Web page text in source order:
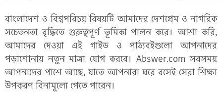
বাংলাদেশ ও বিশ্বপরিচয় বিষয়টি আমাদের দেশপ্রেম ও নাগরিক
সচেতনতা বৃদ্ধিতে গুরুত্বপূর্ণ ভূমিকা পালন করে। আশা করি,
আমাদের দেওয়া এই গাইড ও পাঠ্যবইগুলো আপনাদের
পড়াশোনায় নতুন মাত্রা যোগ করবে। Abswer.com সবসময়
আপনাদের পাশে আছে, যাতে আপনারা ঘরে বসেই সেরা শিক্ষা
উপকরণ বিনামূল্যে পেতে পারেন।